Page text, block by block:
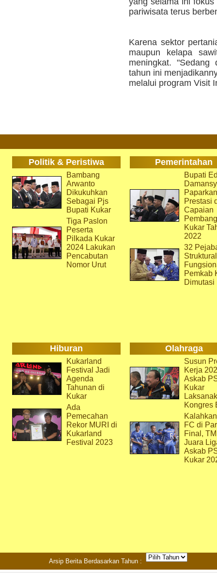
pariwisata terus
Karena sektor
maupun kelapa
meningkat. "Sedang
tahun ini
melalui program Visit
Politik & Peristiwa Pemerintahan
Bambang
Arwanto
Dikukuhkan
Sebagai Pjs
Bupati Kukar
Tiga Paslon
Peserta
Pilkada Kukar
2024 Lakukan
Pencabutan
Nomor Urut
Bupati
Paparkan
Prestasi
Capaian
Kukar
2022
32
Pemkab
Dimutasi
Hiburan Olahraga
Kukarland
Festival Jadi
Agenda
Tahunan di
Kukar
Ada
Pemecahan
Rekor MURI di
Kukarland
Festival 2023
Susun
Kerja
Askab
Kukar
Kongres
FC di
Final,
Juara
Askab
Kukar
Arsip Berita Berdasarkan Tahun :